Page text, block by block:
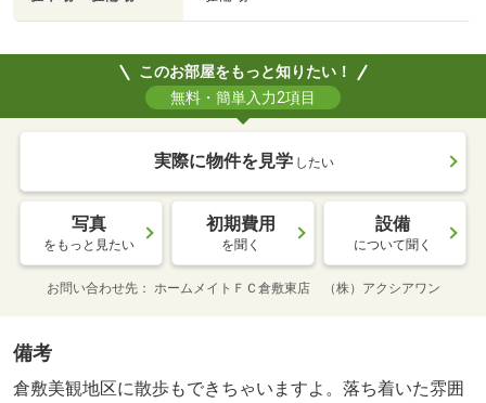
このお部屋をもっと知りたい！
無料・簡単入力2項目
実際に物件を見学 したい
写真
をもっと見たい
初期費用
を聞く
設備
について聞く
お問い合わせ先 ホームメイトＦＣ倉敷東店 （株）アクシアワン
備考
倉敷美観地区に散歩もできちゃいますよ。落ち着いた雰囲